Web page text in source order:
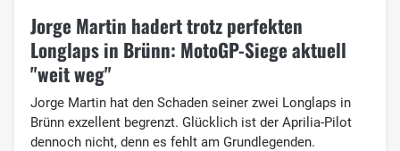
Jorge Martin hadert trotz perfekten
Longlaps in Brünn: MotoGP-Siege aktuell
"weit weg"
Jorge Martin hat den Schaden seiner zwei Longlaps in
Brünn exzellent begrenzt. Glücklich ist der Aprilia-Pilot
dennoch nicht, denn es fehlt am Grundlegenden.